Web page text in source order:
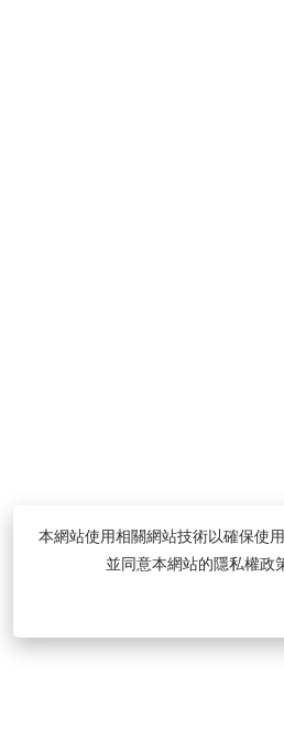
本網站使用相關網站技術以確保使
並同意本網站的隱私權政